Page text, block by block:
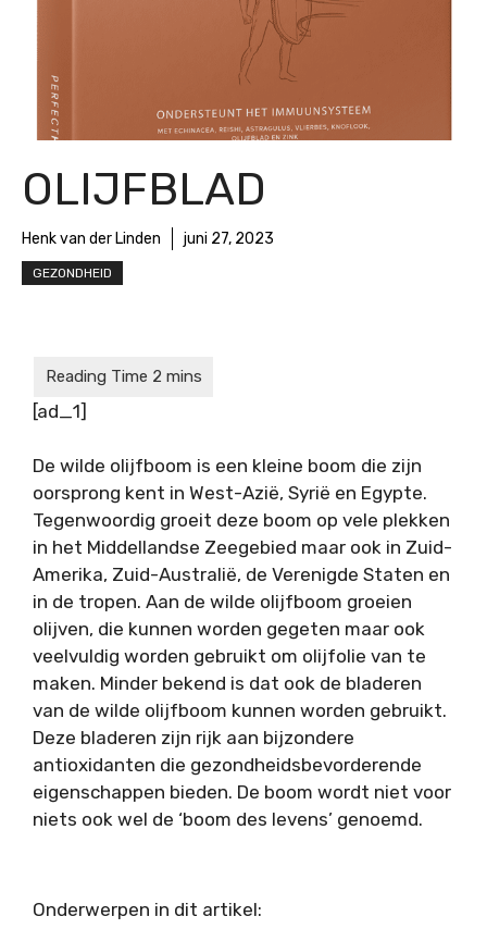
OLIJFBLAD
Henk van der Linden juni 27, 2023
GEZONDHEID
[ad_1]
De wilde olijfboom is een kleine boom die zijn
oorsprong kent in West-Azië, Syrië en Egypte.
Tegenwoordig groeit deze boom op vele plekken
in het Middellandse Zeegebied maar ook in Zuid-
Amerika, Zuid-Australië, de Verenigde Staten en
in de tropen. Aan de wilde olijfboom groeien
olijven, die kunnen worden gegeten maar ook
veelvuldig worden gebruikt om olijfolie van te
maken. Minder bekend is dat ook de bladeren
van de wilde olijfboom kunnen worden gebruikt.
Deze bladeren zijn rijk aan bijzondere
antioxidanten die gezondheidsbevorderende
eigenschappen bieden. De boom wordt niet voor
niets ook wel de ‘boom des levens’ genoemd.
Onderwerpen in dit artikel: